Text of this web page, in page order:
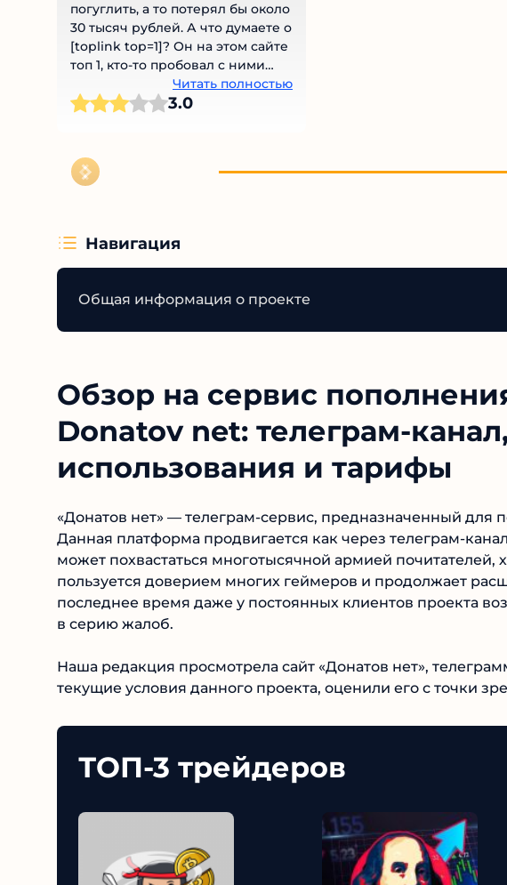
погуглить, а то потерял бы около
30 тысяч рублей. А что думаете о
[toplink top=1]? Он на этом сайте
топ 1, кто-то пробовал с ними
Читать полностью
3.0
Навигация
Общая информация о проекте
Обзор на сервис
Donatov net: телеграм-
использования и тарифы
«Донатов нет» — телеграм-сервис, предназначенный для
Данная платформа продвигается как через телеграм-
может похвастаться многотысячной армией почитателей,
пользуется доверием многих геймеров и продолжает
последнее время даже у постоянных клиентов проекта
выливается в серию жалоб.
Наша редакция просмотрела сайт «Донатов нет»,
текущие условия данного проекта, оценили его с точки
ТОП-3 трейдеров